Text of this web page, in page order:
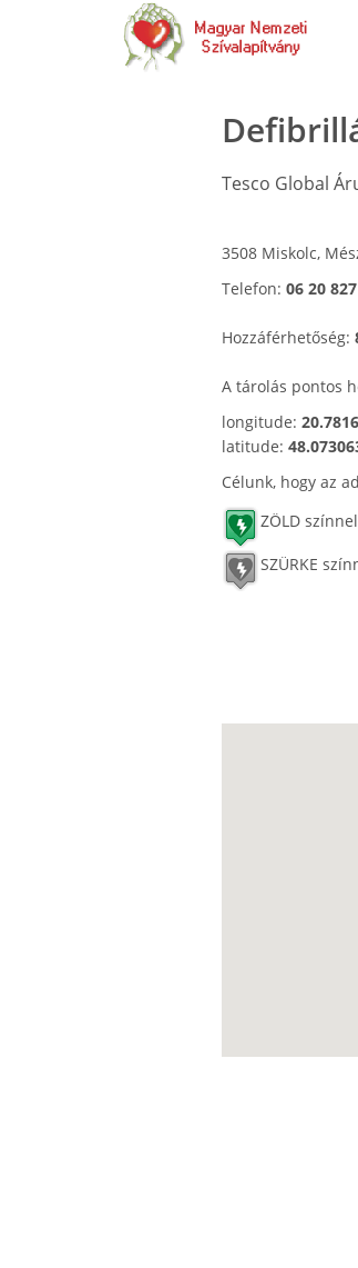
Tesco Global
3508 Miskolc,
Telefon: 06 20
Hozzáférhetőség:
A tárolás pontos
longitude:
latitude:
Célunk, hogy az
ZÖLD
SZÜRKE